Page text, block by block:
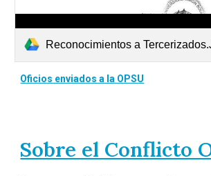
Reconocimientos a
Oficios enviados a la OPSU
Sobre el Conflicto